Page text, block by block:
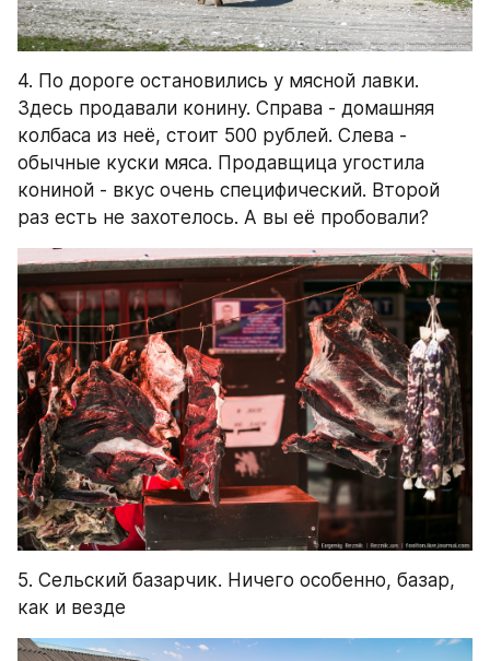
4. По дороге остановились у мясной лавки.
Здесь продавали конину. Справа - домашняя
колбаса из неё, стоит 500 рублей. Слева -
обычные куски мяса. Продавщица угостила
кониной - вкус очень специфический. Второй
раз есть не захотелось. А вы её пробовали?
5. Сельский базарчик. Ничего особенно, базар,
как и везде